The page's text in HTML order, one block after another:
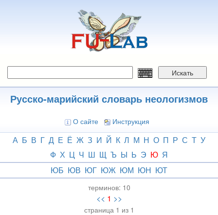
Искать
Русско-марийский словарь неологизмов
О сайте Инструкция
А Б В Г Д Е Ё Ж З И Й К Л М Н О П Р С Т У
Ф Х Ц Ч Ш Щ Ъ Ы Ь Э Ю Я
ЮБ ЮВ ЮГ ЮЖ ЮМ ЮН ЮТ
терминов: 10
<< 1 >>
страница 1 из 1